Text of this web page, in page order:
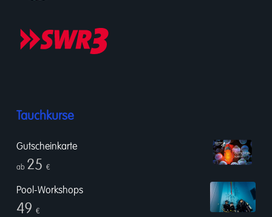
Tauchkurse
Gutscheinkarte
ab 25 €
Pool-Workshops
49 €